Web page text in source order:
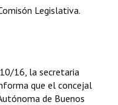
Legislativa.
16, la secretaria
que el concejal
de Buenos